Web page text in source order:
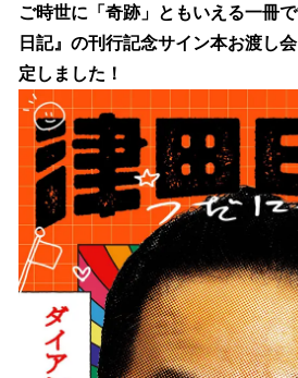
で
す
ご時世に「奇跡」ともいえる一冊
日記』の刊行記念サイン本お渡し
定しました！